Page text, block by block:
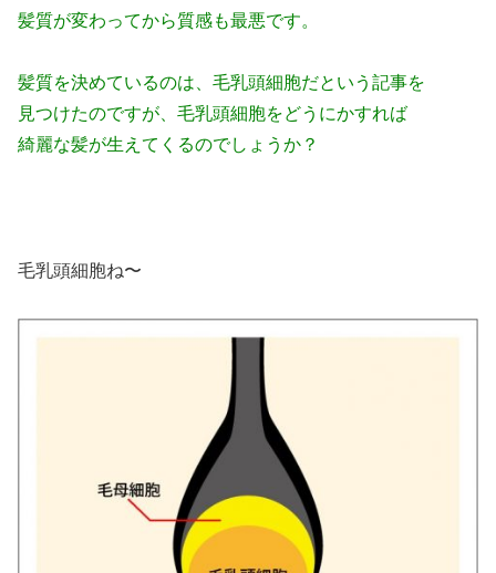
髪質が変わってから質感も最悪です。
髪質を決めているのは、毛乳頭細胞だという記事を
見つけたのですが、毛乳頭細胞をどうにかすれば
綺麗な髪が生えてくるのでしょうか？
毛乳頭細胞ね〜